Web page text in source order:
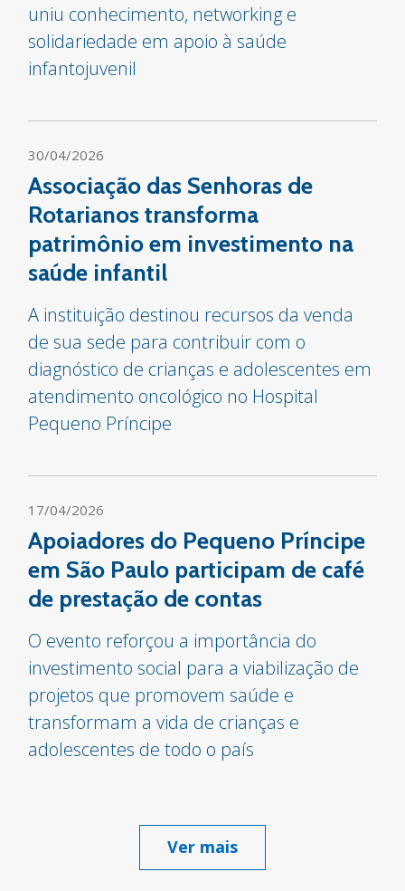
uniu conhecimento, networking e
solidariedade em apoio à saúde
infantojuvenil
30/04/2026
Associação das Senhoras de
Rotarianos transforma
patrimônio em investimento na
saúde infantil
A instituição destinou recursos da venda
de sua sede para contribuir com o
diagnóstico de crianças e adolescentes em
atendimento oncológico no Hospital
Pequeno Príncipe
17/04/2026
Apoiadores do Pequeno Príncipe
em São Paulo participam de café
de prestação de contas
O evento reforçou a importância do
investimento social para a viabilização de
projetos que promovem saúde e
transformam a vida de crianças e
adolescentes de todo o país
Ver mais